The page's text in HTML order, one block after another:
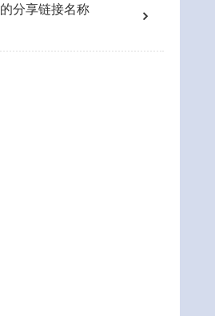
的分享链接名称